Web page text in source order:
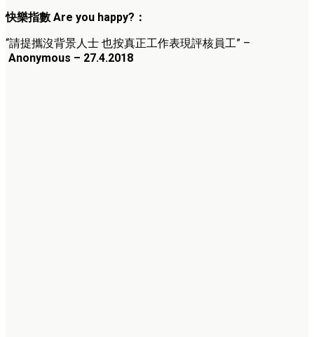
快樂指數 Are you happy? ：
“請提攜沒背景人士 也按真正工作表現評核員工” –
Anonymous – 27.4.2018